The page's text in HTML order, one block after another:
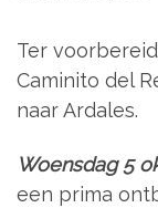
Ter
Caminito del
naar Ardales.
Woensdag 5
een prima